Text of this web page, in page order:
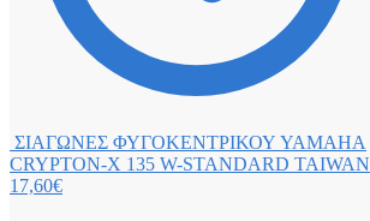
ΣΙΑΓΩΝΕΣ ΦΥΓΟΚΕΝΤΡΙΚΟΥ YAMAHA
CRYPTON-X 135 W-STANDARD TAIWAN
17,60€